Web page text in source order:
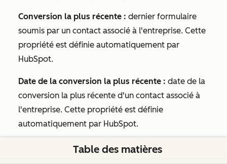
Conversion la plus récente : dernier formulaire
soumis par un contact associé à l'entreprise. Cette
propriété est définie automatiquement par
HubSpot.
Date de la conversion la plus récente : date de la
conversion la plus récente d'un contact associé à
l'entreprise. Cette propriété est définie
automatiquement par HubSpot.
Cet article vous a-t-il été utile ?
Table des matières